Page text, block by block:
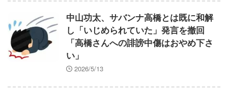
元朝日新聞記者さん 消費税減税を批判する新聞が
適用されている軽減税率の闇に触れてしまう「自分た
ちだけが特別扱いされる理由を社説で論じてほしい」
エンカーナシオン(De) 25試合 .304(102-31) 6本 26
打点 出塁率.311 OPS.831 wRC+137 WAR+0.7
【ウマ娘】便利に慣れ過ぎると後が怖い…TP半額
中山功太、サバンナ高橋とは既に和解
し「いじめられていた」発言を撤回
「高橋さんへの誹謗中傷はおやめ下さ
い」
2026/5/13